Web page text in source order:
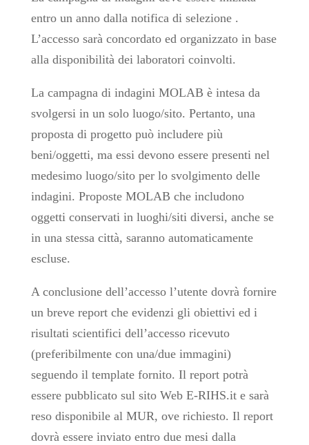
entro un anno dalla notifica di selezione .
L’accesso sarà concordato ed organizzato in base
alla disponibilità dei laboratori coinvolti.
La campagna di indagini MOLAB è intesa da
svolgersi in un solo luogo/sito. Pertanto, una
proposta di progetto può includere più
beni/oggetti, ma essi devono essere presenti nel
medesimo luogo/sito per lo svolgimento delle
indagini. Proposte MOLAB che includono
oggetti conservati in luoghi/siti diversi, anche se
in una stessa città, saranno automaticamente
escluse.
A conclusione dell’accesso l’utente dovrà fornire
un breve report che evidenzi gli obiettivi ed i
risultati scientifici dell’accesso ricevuto
(preferibilmente con una/due immagini)
seguendo il template fornito. Il report potrà
essere pubblicato sul sito Web E-RIHS.it e sarà
reso disponibile al MUR, ove richiesto. Il report
dovrà essere inviato entro due mesi dalla